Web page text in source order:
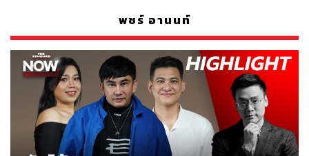
พชร์ อานนท์